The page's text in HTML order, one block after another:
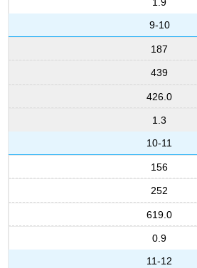
9-10
187
439
426.0
1.3
10-11
156
252
619.0
0.9
11-12